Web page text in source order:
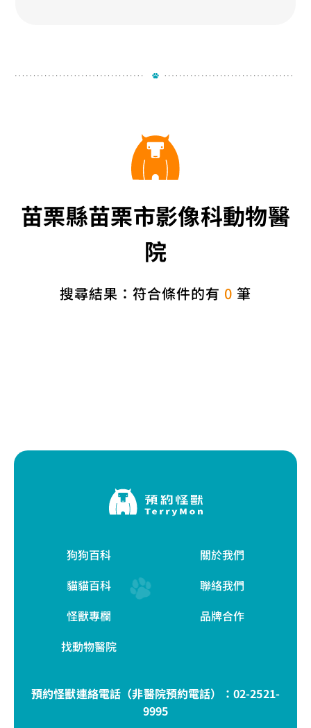
苗栗縣苗栗市影像科動物醫
院
搜尋結果：符合條件的有 0 筆
狗狗百科
貓貓百科
怪獸專欄
找動物醫院
關於我們
聯絡我們
品牌合作
預約怪獸連絡電話（非醫院預約電話）： 02-2521-
9995